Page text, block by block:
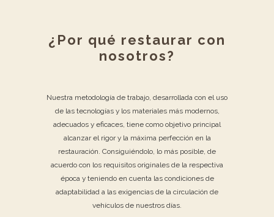
¿Por qué restaurar con
nosotros?
Nuestra metodología de trabajo, desarrollada con el uso
de las tecnologías y los materiales más modernos,
adecuados y eficaces, tiene como objetivo principal
alcanzar el rigor y la máxima perfección en la
restauración. Consiguiéndolo, lo más posible, de
acuerdo con los requisitos originales de la respectiva
época y teniendo en cuenta las condiciones de
adaptabilidad a las exigencias de la circulación de
vehículos de nuestros días.